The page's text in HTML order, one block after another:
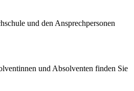
und den Ansprechpersonen
und Absolventen finden Sie